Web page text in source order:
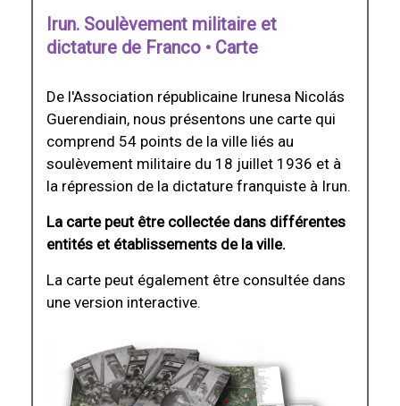
Irun. Soulèvement militaire et
dictature de Franco • Carte
De l'Association républicaine Irunesa Nicolás
Guerendiain, nous présentons une carte qui
comprend 54 points de la ville liés au
soulèvement militaire du 18 juillet 1936 et à
la répression de la dictature franquiste à Irun.
La carte peut être collectée dans différentes
entités et établissements de la ville.
La carte peut également être consultée dans
une version interactive.